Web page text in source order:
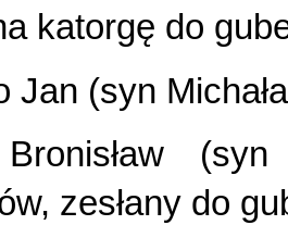
katorgę do
Jan (syn
Bronisław
zesłany do